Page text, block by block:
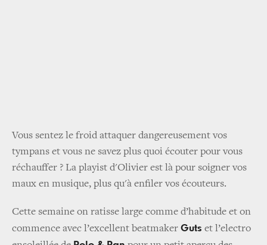
Vous sentez le froid attaquer dangereusement vos
tympans et vous ne savez plus quoi écouter pour vous
réchauffer ? La playist d'Olivier est là pour soigner vos
maux en musique, plus qu'à enfiler vos écouteurs.
Cette semaine on ratisse large comme d’habitude et on
commence avec l’excellent beatmaker Guts et l’electro